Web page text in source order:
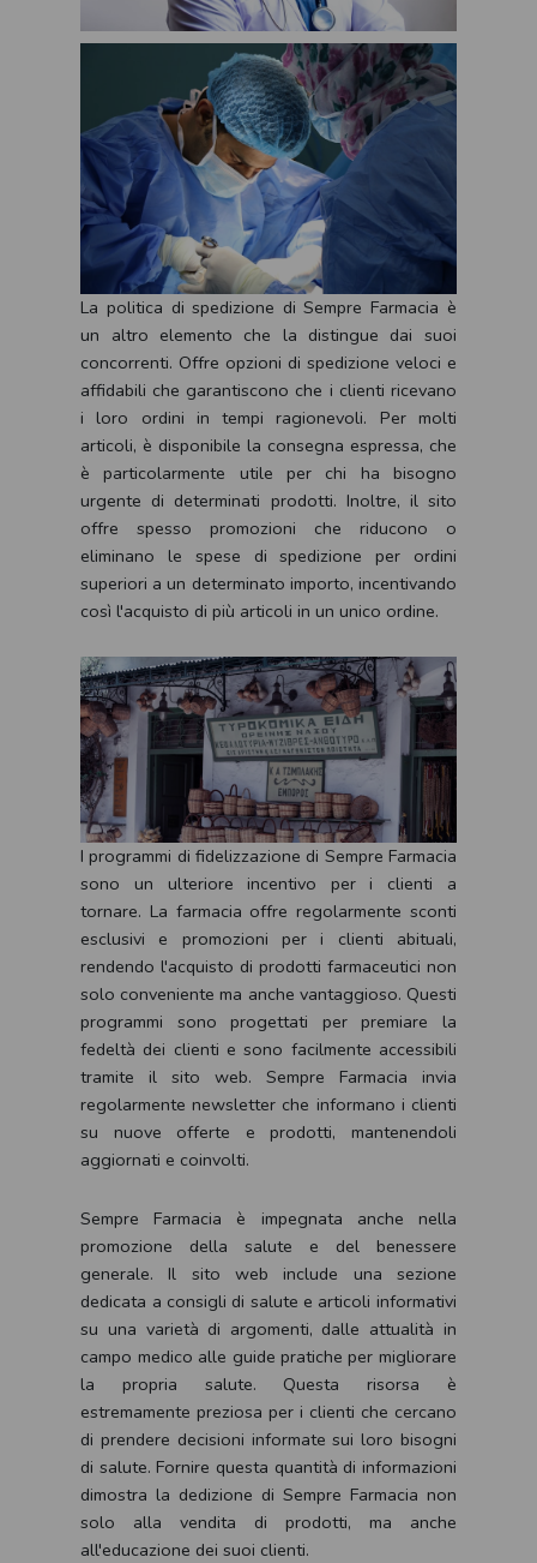
La politica di spedizione di Sempre Farmacia è
un altro elemento che la distingue dai suoi
concorrenti. Offre opzioni di spedizione veloci e
affidabili che garantiscono che i clienti ricevano
i loro ordini in tempi ragionevoli. Per molti
articoli, è disponibile la consegna espressa, che
è particolarmente utile per chi ha bisogno
urgente di determinati prodotti. Inoltre, il sito
offre spesso promozioni che riducono o
eliminano le spese di spedizione per ordini
superiori a un determinato importo, incentivando
così l'acquisto di più articoli in un unico ordine.
I programmi di fidelizzazione di Sempre Farmacia
sono un ulteriore incentivo per i clienti a
tornare. La farmacia offre regolarmente sconti
esclusivi e promozioni per i clienti abituali,
rendendo l'acquisto di prodotti farmaceutici non
solo conveniente ma anche vantaggioso. Questi
programmi sono progettati per premiare la
fedeltà dei clienti e sono facilmente accessibili
tramite il sito web. Sempre Farmacia invia
regolarmente newsletter che informano i clienti
su nuove offerte e prodotti, mantenendoli
aggiornati e coinvolti.
Sempre Farmacia è impegnata anche nella
promozione della salute e del benessere
generale. Il sito web include una sezione
dedicata a consigli di salute e articoli informativi
su una varietà di argomenti, dalle attualità in
campo medico alle guide pratiche per migliorare
la propria salute. Questa risorsa è
estremamente preziosa per i clienti che cercano
di prendere decisioni informate sui loro bisogni
di salute. Fornire questa quantità di informazioni
dimostra la dedizione di Sempre Farmacia non
solo alla vendita di prodotti, ma anche
all'educazione dei suoi clienti.